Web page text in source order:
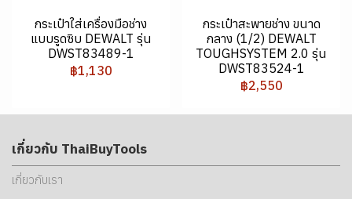
กระเป๋าใส่เครื่องมือช่าง
แบบรูดซิบ DEWALT รุ่น
DWST83489-1
฿1,130
กระเป๋าสะพายช่าง ขนาด
กลาง (1/2) DEWALT
TOUGHSYSTEM 2.0 รุ่น
DWST83524-1
฿2,550
เกี่ยวกับ ThaiBuyTools
เกี่ยวกับเรา